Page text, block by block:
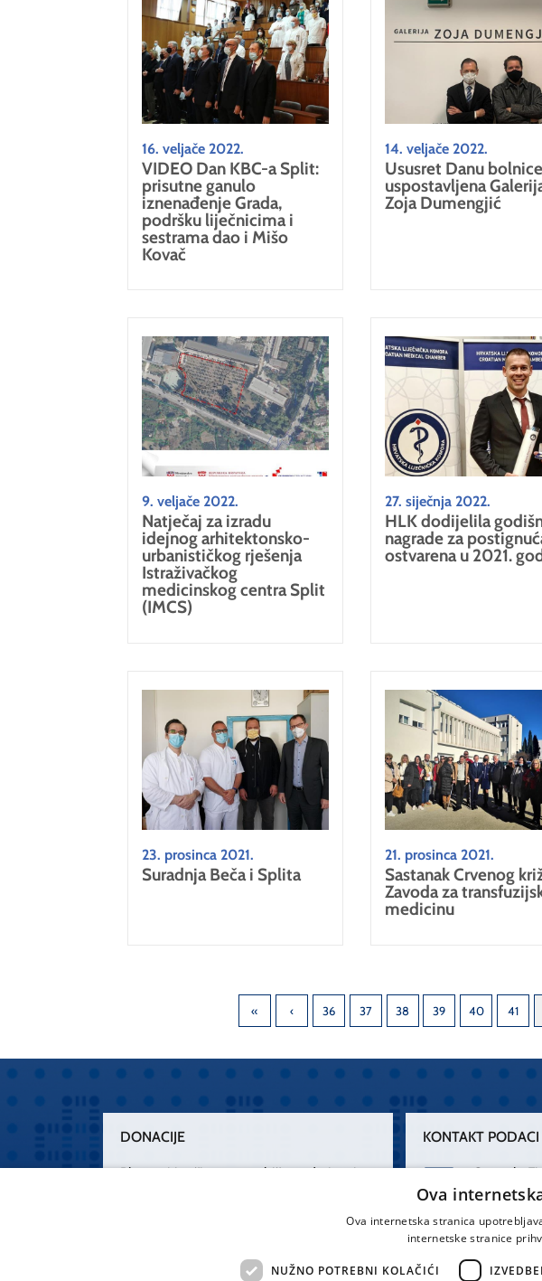
16. veljače 2022.
VIDEO Dan KBC-a Split:
prisutne ganulo
iznenađenje Grada,
podršku liječnicima i
sestrama dao i Mišo
Kovač
14. veljače 2022.
Ususret Danu bolnice
uspostavljena
Zoja Dumengjić
9. veljače 2022.
Natječaj za izradu
idejnog arhitektonsko-
urbanističkog rješenja
Istraživačkog
medicinskog centra Split
(IMCS)
27. siječnja 2022.
HLK dodijelila
nagrade za
ostvarena u 2021.
23. prosinca 2021.
Suradnja Beča i Splita
21. prosinca 2021.
Sastanak Crvenog
Zavoda za
medicinu
36 37 38 39 40 41
DONACIJE
Plemenitim činom nesebičnog darivanja
„Zarazimo“ se dobrotom, donirajmo od
KONTAKT PODACI
Centrala
021 556 111
Spinčićeva
21000 Split
Hrvatska
Ova
Ova internetska stranica
internetske stranice
NUŽNO POTREBNI KOLAČIĆI